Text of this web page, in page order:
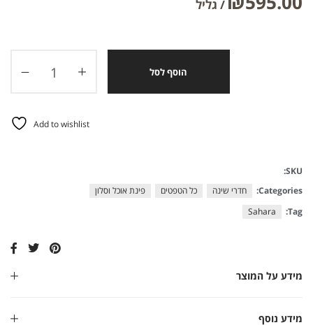
הוסף לסל
Add to wishlist
מידע על המוצר
מידע נוסף
SKU:
Categories:
חדרי שינה כל הטפטים
פינת אוכל וסלון
Tag:
Sahara